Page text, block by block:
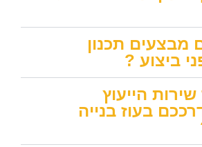
תכנון
ביצוע ?
הייעוץ
בעוז בנייה